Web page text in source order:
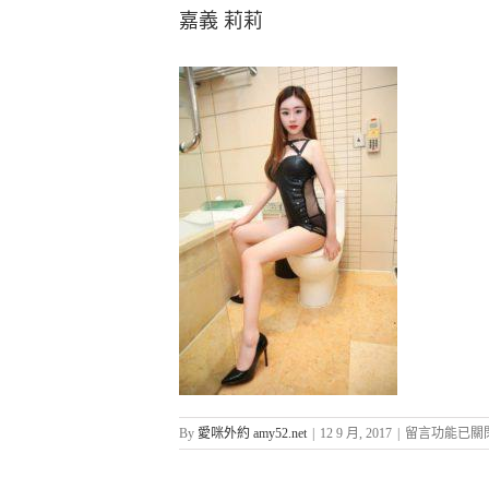
嘉義 莉莉
By 愛咪外約 amy52.net 12 9 月, 2017
在
〈嘉
留言功能已關